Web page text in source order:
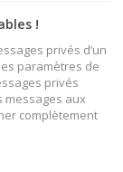
!
privés d’un
paramètres de
privés
messages aux
complètement